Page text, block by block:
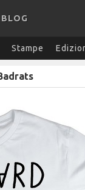
BLOG
Stampe